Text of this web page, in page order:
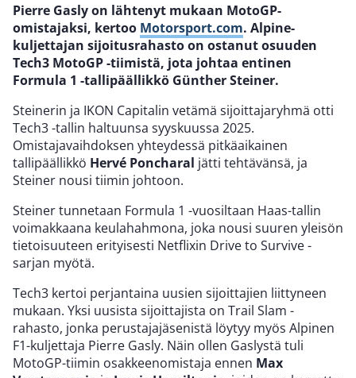
Pierre Gasly on lähtenyt mukaan MotoGP-
omistajaksi, kertoo Motorsport.com. Alpine-
kuljettajan sijoitusrahasto on ostanut osuuden
Tech3 MotoGP -tiimistä, jota johtaa entinen
Formula 1 -tallipäällikkö Günther Steiner.
Steinerin ja IKON Capitalin vetämä sijoittajaryhmä otti
Tech3 -tallin haltuunsa syyskuussa 2025.
Omistajavaihdoksen yhteydessä pitkäaikainen
tallipäällikkö Hervé Poncharal jätti tehtävänsä, ja
Steiner nousi tiimin johtoon.
Steiner tunnetaan Formula 1 -vuosiltaan Haas-tallin
voimakkaana keulahahmona, joka nousi suuren yleisön
tietoisuuteen erityisesti Netflixin Drive to Survive -
sarjan myötä.
Tech3 kertoi perjantaina uusien sijoittajien liittyneen
mukaan. Yksi uusista sijoittajista on Trail Slam -
rahasto, jonka perustajajäsenistä löytyy myös Alpinen
F1-kuljettaja Pierre Gasly. Näin ollen Gaslystä tuli
MotoGP-tiimin osakkeenomistaja ennen Max